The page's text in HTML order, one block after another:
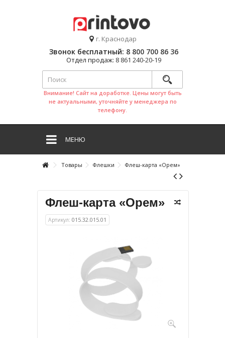
г. Краснодар
Звонок бесплатный: 8 800 700 86 36
Отдел продаж: 8 861 240-20-19
Внимание! Сайт на доработке. Цены могут быть
не актуальными, уточняйте у менеджера по
телефону.
МЕНЮ
Товары Флешки Флеш-карта «Орем»
Флеш-карта «Орем»
Артикул: 015.32.015.01